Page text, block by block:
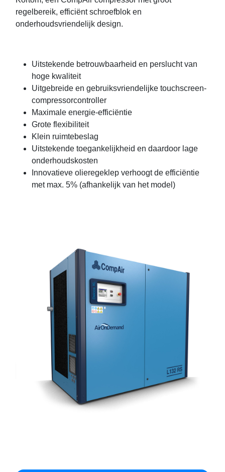
regelbereik, efficiënt schroefblok en
onderhoudsvriendelijk design.
Uitstekende betrouwbaarheid en perslucht van
hoge kwaliteit
Uitgebreide en gebruiksvriendelijke touchscreen-
compressorcontroller
Maximale energie-efficiëntie
Grote flexibiliteit
Klein ruimtebeslag
Uitstekende toegankelijkheid en daardoor lage
onderhoudskosten
Innovatieve olieregeklep verhoogt de efficiëntie
met max. 5% (afhankelijk van het model)